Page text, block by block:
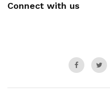
Connect with us